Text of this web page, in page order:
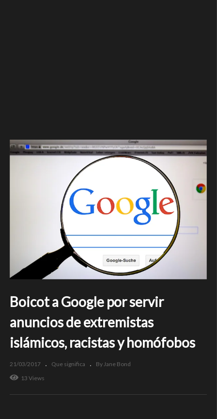
Boicot a Google por servir
anuncios de extremistas
islámicos, racistas y homófobos
21/03/2017 Que significa
By Jane Bond
13 Views